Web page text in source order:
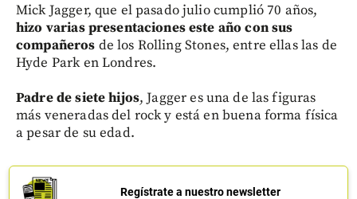
Mick Jagger, que el pasado julio cumplió 70 años,
hizo varias presentaciones este año con sus
compañeros de los Rolling Stones, entre ellas las de
Hyde Park en Londres.
Padre de siete hijos, Jagger es una de las figuras
más veneradas del rock y está en buena forma física
a pesar de su edad.
Regístrate a nuestro newsletter